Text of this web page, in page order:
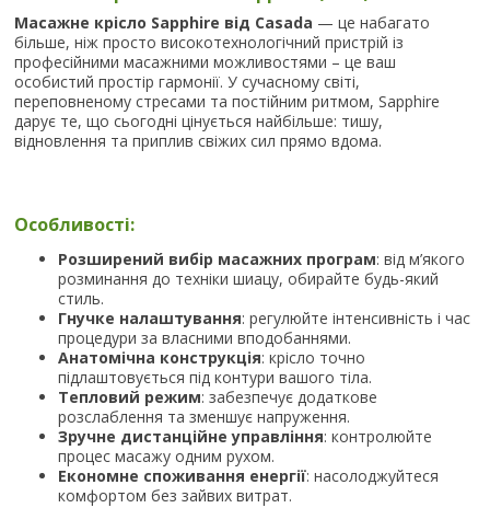
Масажне крісло Sapphire від Casada — це набагато
більше, ніж просто високотехнологічний пристрій із
професійними масажними можливостями – це ваш
особистий простір гармонії. У сучасному світі,
переповненому стресами та постійним ритмом, Sapphire
дарує те, що сьогодні цінується найбільше: тишу,
відновлення та приплив свіжих сил прямо вдома.
Особливості:
Розширений вибір масажних програм: від м’якого
розминання до техніки шиацу, обирайте будь-який
стиль.
Гнучке налаштування: регулюйте інтенсивність і час
процедури за власними вподобаннями.
Анатомічна конструкція: крісло точно
підлаштовується під контури вашого тіла.
Тепловий режим: забезпечує додаткове
розслаблення та зменшує напруження.
Зручне дистанційне управління: контролюйте
процес масажу одним рухом.
Економне споживання енергії: насолоджуйтеся
комфортом без зайвих витрат.